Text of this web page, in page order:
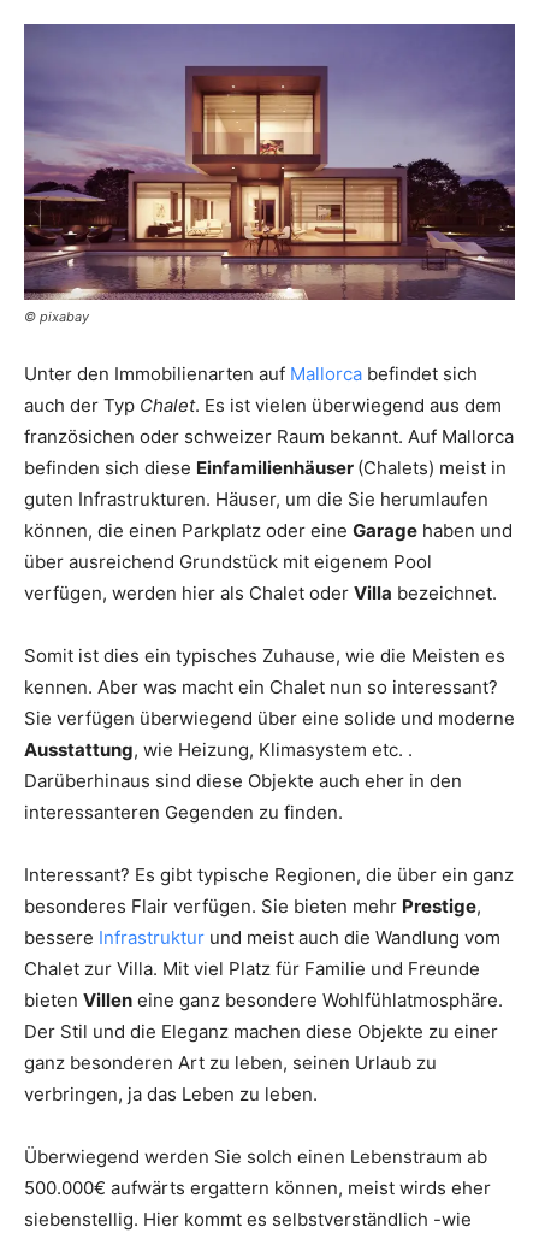
© pixabay
Unter den Immobilienarten auf Mallorca befindet sich
auch der Typ Chalet. Es ist vielen überwiegend aus dem
französichen oder schweizer Raum bekannt. Auf Mallorca
befinden sich diese Einfamilienhäuser (Chalets) meist in
guten Infrastrukturen. Häuser, um die Sie herumlaufen
können, die einen Parkplatz oder eine Garage haben und
über ausreichend Grundstück mit eigenem Pool
verfügen, werden hier als Chalet oder Villa bezeichnet.
Somit ist dies ein typisches Zuhause, wie die Meisten es
kennen. Aber was macht ein Chalet nun so interessant?
Sie verfügen überwiegend über eine solide und moderne
Ausstattung, wie Heizung, Klimasystem etc. .
Darüberhinaus sind diese Objekte auch eher in den
interessanteren Gegenden zu finden.
Interessant? Es gibt typische Regionen, die über ein ganz
besonderes Flair verfügen. Sie bieten mehr Prestige,
bessere Infrastruktur und meist auch die Wandlung vom
Chalet zur Villa. Mit viel Platz für Familie und Freunde
bieten Villen eine ganz besondere Wohlfühlatmosphäre.
Der Stil und die Eleganz machen diese Objekte zu einer
ganz besonderen Art zu leben, seinen Urlaub zu
verbringen, ja das Leben zu leben.
Überwiegend werden Sie solch einen Lebenstraum ab
500.000€ aufwärts ergattern können, meist wirds eher
siebenstellig. Hier kommt es selbstverständlich -wie